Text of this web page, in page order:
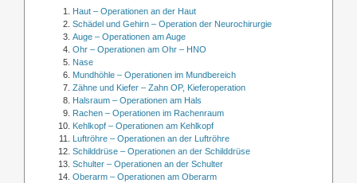
Haut – Operationen an der Haut
Schädel und Gehirn – Operation der Neurochirurgie
Auge – Operationen am Auge
Ohr – Operationen am Ohr – HNO
Nase
Mundhöhle – Operationen im Mundbereich
Zähne und Kiefer – Zahn OP, Kieferoperation
Halsraum – Operationen am Hals
Rachen – Operationen im Rachenraum
Kehlkopf – Operationen am Kehlkopf
Luftröhre – Operationen an der Luftröhre
Schilddrüse – Operationen an der Schilddrüse
Schulter – Operationen an der Schulter
Oberarm – Operationen am Oberarm